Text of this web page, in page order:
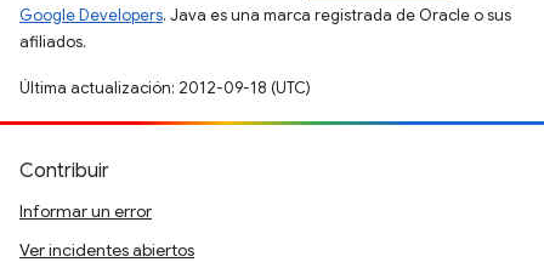
Google Developers. Java es una marca registrada de Oracle o sus
afiliados.
Última actualización: 2012-09-18 (UTC)
Contribuir
Informar un error
Ver incidentes abiertos